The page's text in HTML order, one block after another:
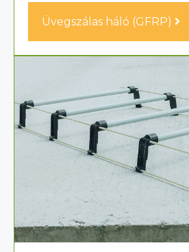
Üvegszálas háló (GFRP)